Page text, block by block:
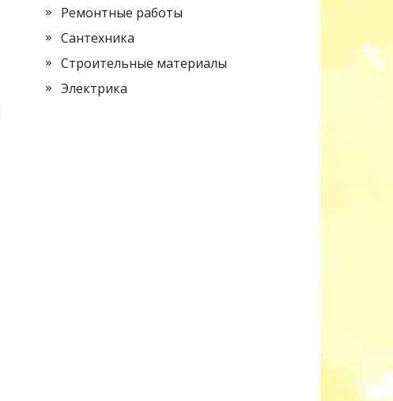
Ремонтные работы
Сантехника
Строительные материалы
Электрика